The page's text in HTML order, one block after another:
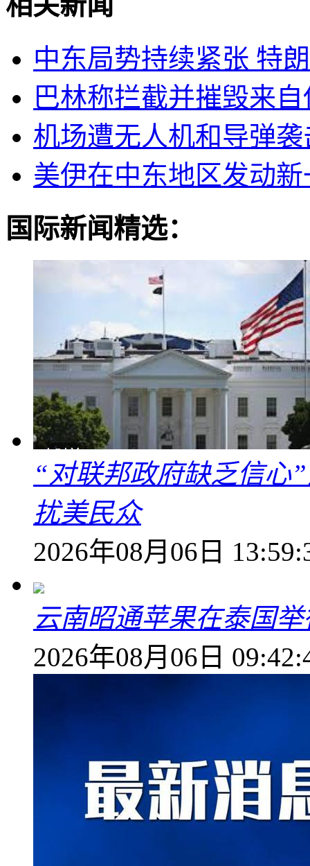
中东局势持续紧张 特
巴林称拦截并摧毁来
机场遭无人机和导弹
美伊在中东地区发动
国际新闻精选：
“对联邦政府缺乏信心
扰美民众
2026年08月06日
云南昭通苹果在泰国
2026年08月06日